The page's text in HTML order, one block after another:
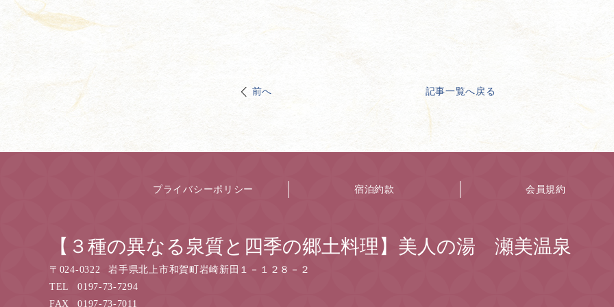
前へ 記事一覧へ戻る
プライバシーポリシー 宿泊約款 会員規約
【３種の異なる泉質と四季の郷土料理】美人の湯 瀬美温泉
〒 024-0322
岩手県北上市和賀町岩崎新田１－１２８－２
TEL
0197-73-7294
FAX
0197-73-7011